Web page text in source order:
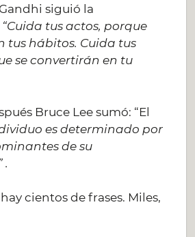
siguió la
“Cuida tus actos, porque
tus hábitos. Cuida tus
se convertirán en tu
Bruce Lee sumó: “El
es determinado por
de su
.
cientos de frases. Miles,